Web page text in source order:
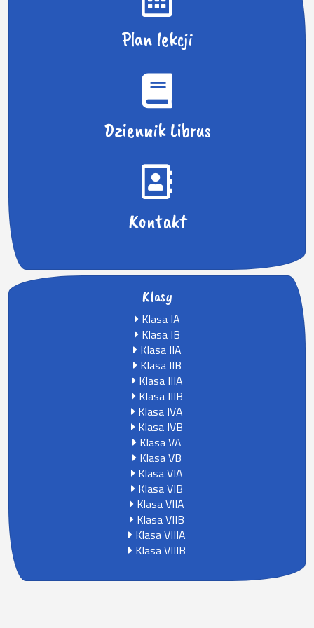
Plan lekcji
Dziennik Librus
Kontakt
Klasy
Klasa IA
Klasa IB
Klasa IIA
Klasa IIB
Klasa IIIA
Klasa IIIB
Klasa IVA
Klasa IVB
Klasa VA
Klasa VB
Klasa VIA
Klasa VIB
Klasa VIIA
Klasa VIIB
Klasa VIIIA
Klasa VIIIB